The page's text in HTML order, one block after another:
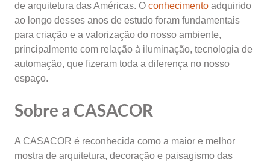
de arquitetura das Américas. O conhecimento adquirido
ao longo desses anos de estudo foram fundamentais
para criação e a valorização do nosso ambiente,
principalmente com relação à iluminação, tecnologia de
automação, que fizeram toda a diferença no nosso
espaço.
Sobre a CASACOR
A CASACOR é reconhecida como a maior e melhor
mostra de arquitetura, decoração e paisagismo das